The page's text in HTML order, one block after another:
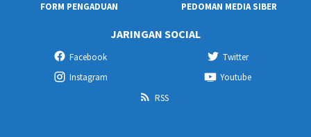
FORM PENGADUAN
PEDOMAN MEDIA SIBER
JARINGAN SOCIAL
Facebook
Twitter
Instagram
Youtube
RSS